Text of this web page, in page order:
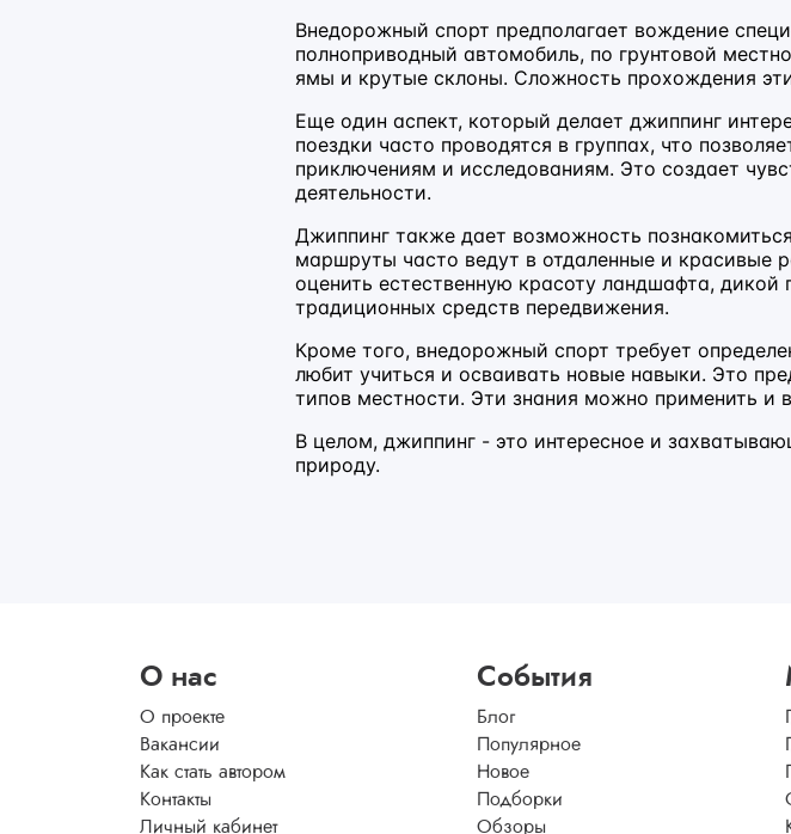
Внедорожный спорт предполагает вождение
полноприводный автомобиль, по грунтовой
ямы и крутые склоны. Сложность прохождения
Еще один аспект, который делает джиппинг
поездки часто проводятся в группах, что
приключениям и исследованиям. Это создает
деятельности.
Джиппинг также дает возможность
маршруты часто ведут в отдаленные и красивые
оценить естественную красоту ландшафта,
традиционных средств передвижения.
Кроме того, внедорожный спорт требует
любит учиться и осваивать новые навыки. Это
типов местности. Эти знания можно применить и
В целом, джиппинг - это интересное и
природу.
О нас
О проекте
Вакансии
Как стать автором
Контакты
Личный кабинет
События
Блог
Популярное
Новое
Подборки
Обзоры